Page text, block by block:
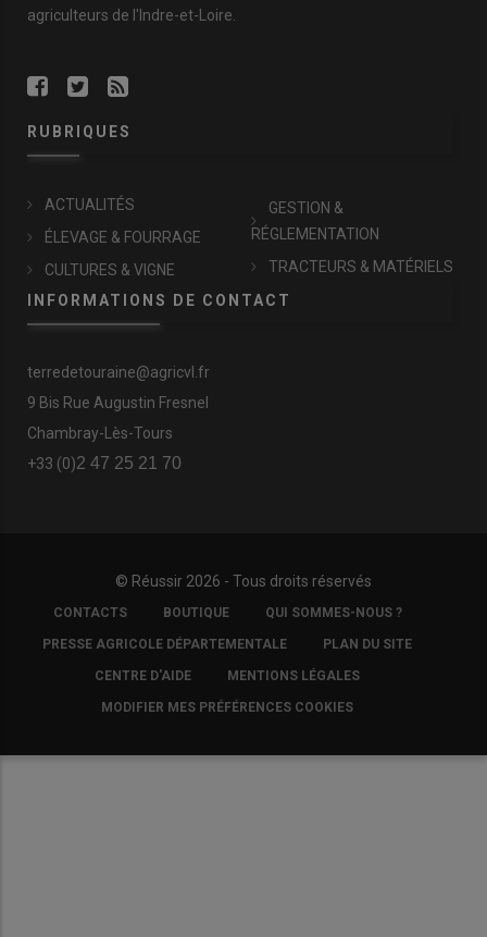
agriculteurs de l'Indre-et-Loire.
RUBRIQUES
ACTUALITÉS
ÉLEVAGE & FOURRAGE
CULTURES & VIGNE
GESTION &
RÉGLEMENTATION
TRACTEURS & MATÉRIELS
INFORMATIONS DE CONTACT
terredetouraine@agricvl.fr
9 Bis Rue Augustin Fresnel
Chambray-Lès-Tours
+33 (0)2 47 25 21 70
© Réussir 2026 - Tous droits réservés
FOOTER
COPYRIGHT
CONTACTS BOUTIQUE QUI SOMMES-NOUS ?
PRESSE AGRICOLE DÉPARTEMENTALE PLAN DU SITE
CENTRE D'AIDE MENTIONS LÉGALES
MODIFIER MES PRÉFÉRENCES COOKIES